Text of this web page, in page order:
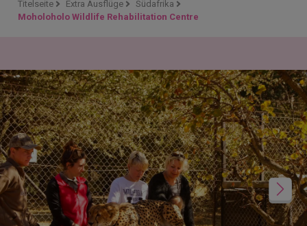
Titelseite Extra Ausflüge
Südafrika
Moholoholo Wildlife Rehabilitation Centre